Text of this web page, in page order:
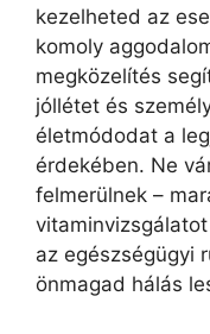
kezelheted az
komoly
megközelítés
jóllétet és
életmódodat a
érdekében. Ne
felmerülnek –
az egészségügyi
önmagad hálás